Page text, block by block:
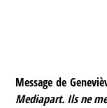
Message de
Mediapart. Ils ne